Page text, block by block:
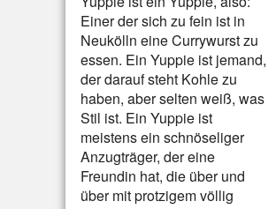
Einer der sich zu fein ist in
Neukölln eine Currywurst zu
essen. Ein Yuppie ist jemand,
der darauf steht Kohle zu
haben, aber selten weiß, was
Stil ist. Ein Yuppie ist
meistens ein schnöseliger
Anzugträger, der eine
Freundin hat, die über und
über mit protzigem völlig